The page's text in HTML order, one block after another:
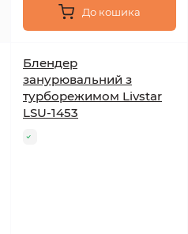
До кошика
Блендер
занурювальний з
турборежимом Livstar
LSU-1453